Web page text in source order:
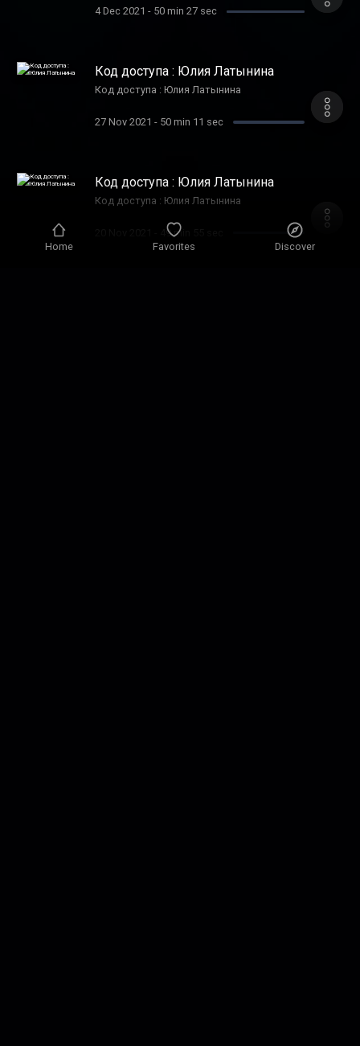
Home Favorites Discover
4 Dec 2021 - 50 min 27 sec
Код доступа : Юлия Латынина
Код доступа : Юлия Латынина
27 Nov 2021 - 50 min 11 sec
Код доступа : Юлия Латынина
Код доступа : Юлия Латынина
49 min 55 sec